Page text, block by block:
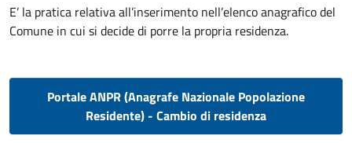
E’ la pratica relativa all’inserimento nell’elenco anagrafico del
Comune in cui si decide di porre la propria residenza.
Portale ANPR (Anagrafe Nazionale Popolazione
Residente) - Cambio di residenza